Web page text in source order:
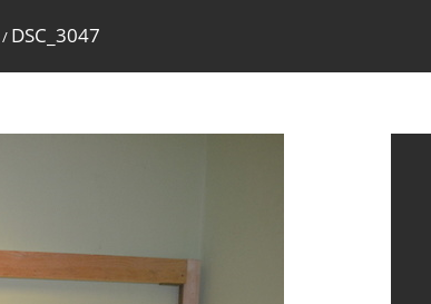
/ DSC_3047